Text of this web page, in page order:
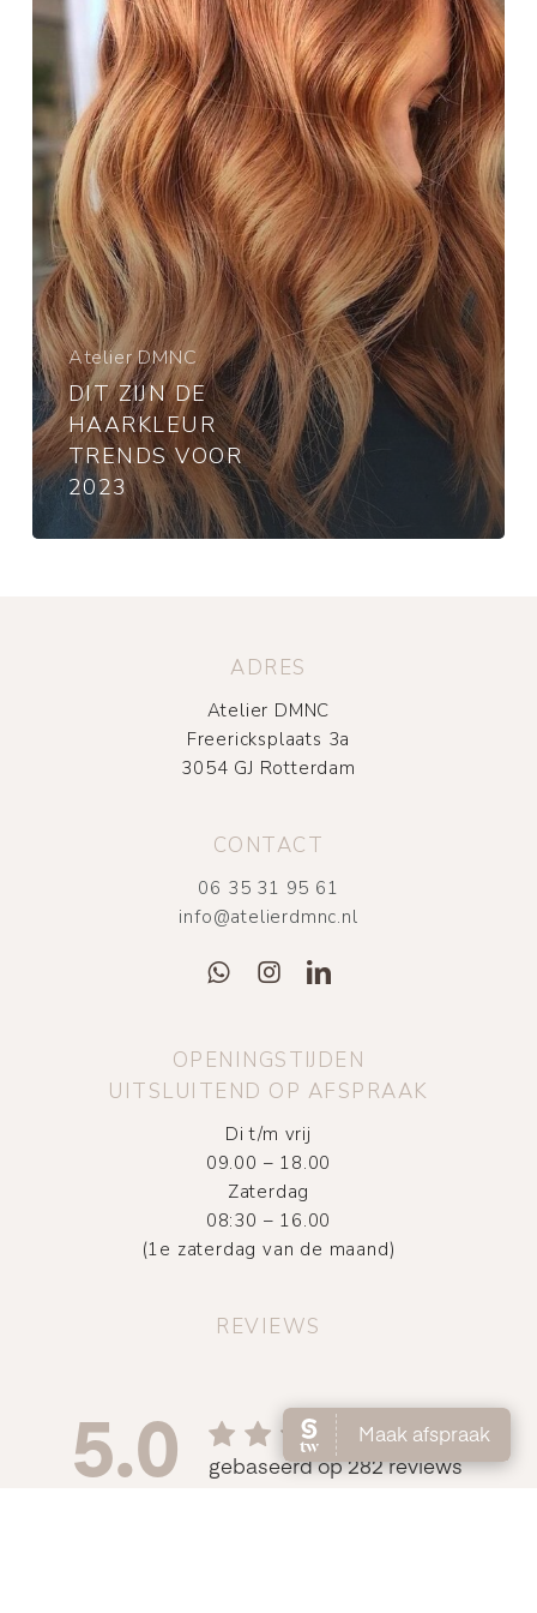
voor
2023
Atelier DMNC
DIT ZIJN DE
HAARKLEUR
TRENDS VOOR
2023
ADRES
Atelier DMNC
Freericksplaats 3a
3054 GJ Rotterdam
CONTACT
06 35 31 95 61
info@atelierdmnc.nl
OPENINGSTIJDEN
UITSLUITEND OP AFSPRAAK
Di t/m vrij
09.00 – 18.00
Zaterdag
08:30 – 16.00
(1e zaterdag van de maand)
REVIEWS